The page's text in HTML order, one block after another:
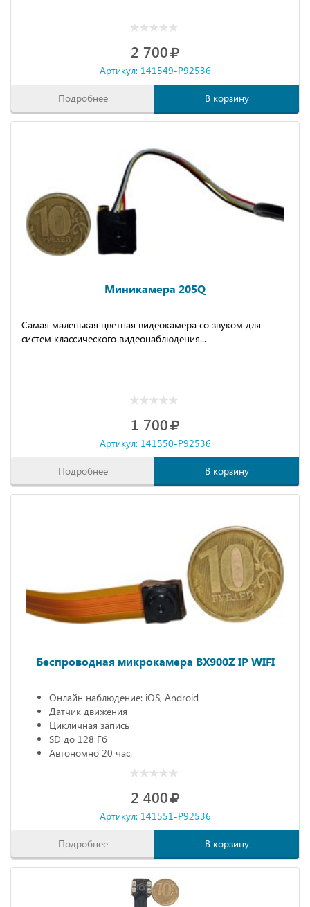
2 700
Артикул: 141549-P92536
Подробнее В корзину
Миникамера 205Q
Самая маленькая цветная видеокамера со звуком для
систем классического видеонаблюдения...
1 700
Артикул: 141550-P92536
Подробнее В корзину
Беспроводная микрокамера BX900Z IP WIFI
Онлайн наблюдение: iOS, Android
Датчик движения
Цикличная запись
SD до 128 Гб
Автономно 20 час.
2 400
Артикул: 141551-P92536
Подробнее В корзину